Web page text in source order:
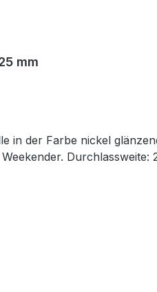
mm
in der Farbe nickel